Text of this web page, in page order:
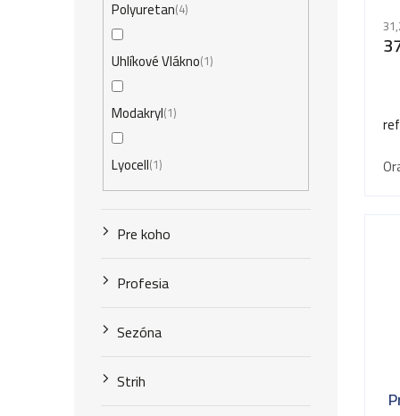
Polyuretan 4
Uhlíkové Vlákno 1
Modakryl 1
Lyocell 1
Pre koho
Profesia
Sezóna
Strih